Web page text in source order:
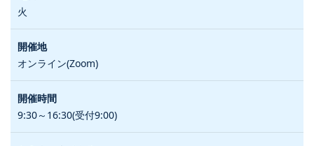
火
オンライン(Zoom)
9:30～16:30(受付9:00)